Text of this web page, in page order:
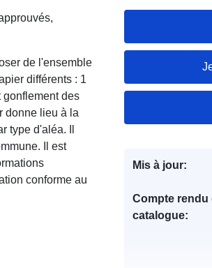
de l'ensemble
différents : 1
gonflement des
donne lieu à la
type d'aléa. Il
Il est
conforme au
Mis à jour:
Compte rendu
catalogue: